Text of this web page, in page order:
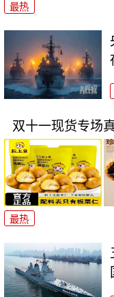
最热
双十一现货专场
最热